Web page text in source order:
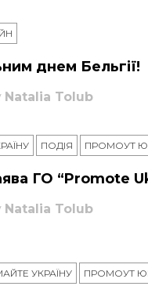
днем ​​Бельгії!
Natalia Tolub
ПОДІЯ ПРОМОУТ
ГО “Promote
Natalia Tolub
УКРАЇНУ ПРОМОУТ